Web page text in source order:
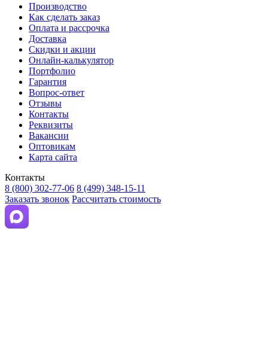
Производство
Как сделать заказ
Оплата и рассрочка
Доставка
Скидки и акции
Онлайн-калькулятор
Портфолио
Гарантия
Вопрос-ответ
Отзывы
Контакты
Реквизиты
Вакансии
Оптовикам
Карта сайта
Контакты
8 (800) 302-77-06 8 (499) 348-15-11
Заказать звонок Рассчитать стоимость